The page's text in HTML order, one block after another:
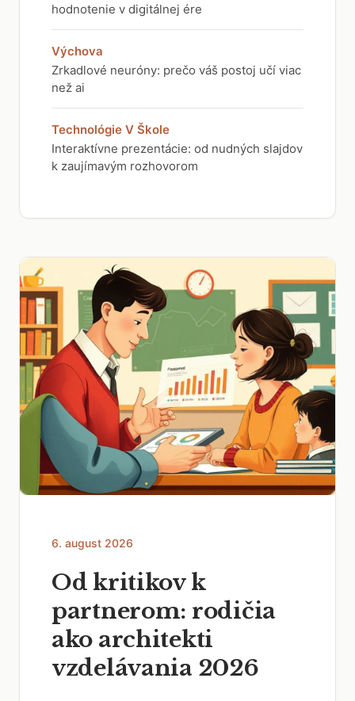
hodnotenie v digitálnej ére
Výchova
Zrkadlové neuróny: prečo váš postoj učí viac
než ai
Technológie V Škole
Interaktívne prezentácie: od nudných slajdov
k zaujímavým rozhovorom
6. august 2026
Od kritikov k
partnerom: rodičia
ako architekti
vzdelávania 2026